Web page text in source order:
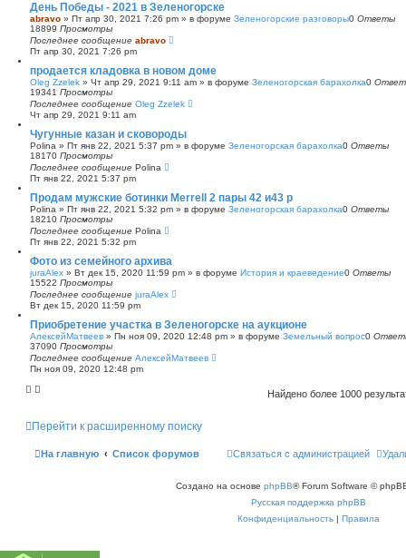
День Победы - 2021 в Зеленогорске
abravo » Пт апр 30, 2021 7:26 pm » в форуме Зеленогорские разговоры0 Ответы
18899 Просмотры
Последнее сообщение abravo
Пт апр 30, 2021 7:26 pm
продается кладовка в новом доме
Oleg Zzelek » Чт апр 29, 2021 9:11 am » в форуме Зеленогорская барахолка0
19341 Просмотры
Последнее сообщение Oleg Zzelek
Чт апр 29, 2021 9:11 am
Чугунные казан и сковороды
Polina » Пт янв 22, 2021 5:37 pm » в форуме Зеленогорская барахолка0 Ответы
18170 Просмотры
Последнее сообщение Polina
Пт янв 22, 2021 5:37 pm
Продам мужские ботинки Merrell 2 пары 42 и43 р
Polina » Пт янв 22, 2021 5:32 pm » в форуме Зеленогорская барахолка0 Ответы
18210 Просмотры
Последнее сообщение Polina
Пт янв 22, 2021 5:32 pm
Фото из семейного архива
juraAlex » Вт дек 15, 2020 11:59 pm » в форуме История и краеведение0 Ответы
15522 Просмотры
Последнее сообщение juraAlex
Вт дек 15, 2020 11:59 pm
Приобретение участка в Зеленогорске на аукционе
АлексейМатвеев » Пн ноя 09, 2020 12:48 pm » в форуме Земельный вопрос0
37090 Просмотры
Последнее сообщение АлексейМатвеев
Пн ноя 09, 2020 12:48 pm
Найдено более 1000
Перейти к расширенному поиску
На главную Список форумов Связаться с администрацией
Создано на основе phpBB® Forum Software ©
Русская поддержка phpBB
Конфиденциальность | Правила